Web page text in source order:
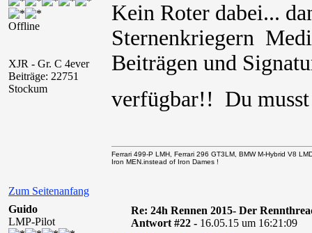
Offline
XJR - Gr. C 4ever
Beiträge: 22751
Stockum
Kein Roter dabei...
Sternenkriegern
Beiträgen und
verfügbar!! Du
Zum Seitenanfang
Ferrari 499-P LMH, Ferrari 296 GT3LM, BMW M-Hybrid V8
Iron MEN.instead of Iron Dames !
Guido
LMP-Pilot
Re: 24h Rennen 2015- Der
Antwort #22 - 16.05.15 um 16:21:09